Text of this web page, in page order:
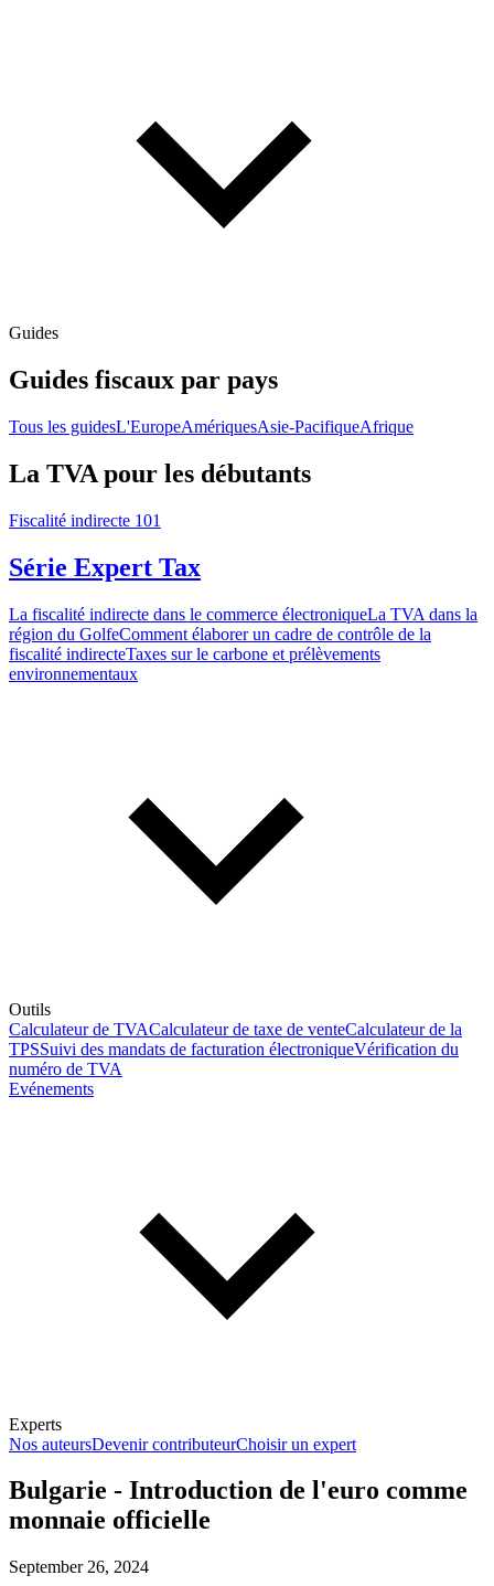
Guides
Guides fiscaux par pays
Tous les guidesL'EuropeAmériquesAsie-PacifiqueAfrique
La TVA pour les débutants
Fiscalité indirecte 101
Série Expert Tax
La fiscalité indirecte dans le commerce électroniqueLa TVA dans la
région du GolfeComment élaborer un cadre de contrôle de la
fiscalité indirecteTaxes sur le carbone et prélèvements
environnementaux
Outils
Calculateur de TVACalculateur de taxe de venteCalculateur de la
TPSSuivi des mandats de facturation électroniqueVérification du
numéro de TVA
Evénements
Experts
Nos auteursDevenir contributeurChoisir un expert
Bulgarie - Introduction de l'euro comme
monnaie officielle
September 26, 2024